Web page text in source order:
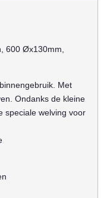
600 Øx130mm,
Met
Ondanks de kleine
speciale welving voor